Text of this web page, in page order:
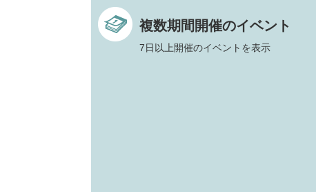
複数期間開催のイベント
7日以上開催のイベントを表示